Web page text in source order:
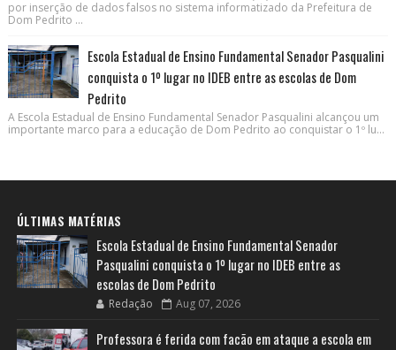
por inserção de dados falsos no sistema informatizado da Prefeitura de
Dom Pedrito ...
Escola Estadual de Ensino Fundamental Senador Pasqualini
conquista o 1º lugar no IDEB entre as escolas de Dom
Pedrito
A Escola Estadual de Ensino Fundamental Senador Pasqualini alcançou um
importante marco para a educação de Dom Pedrito ao conquistar o 1º lu...
ÚLTIMAS MATÉRIAS
Escola Estadual de Ensino Fundamental Senador
Pasqualini conquista o 1º lugar no IDEB entre as
escolas de Dom Pedrito
Redação Aug 07, 2026
Professora é ferida com facão em ataque a escola em